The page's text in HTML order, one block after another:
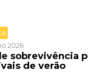
2026
sobrevivência
de verão